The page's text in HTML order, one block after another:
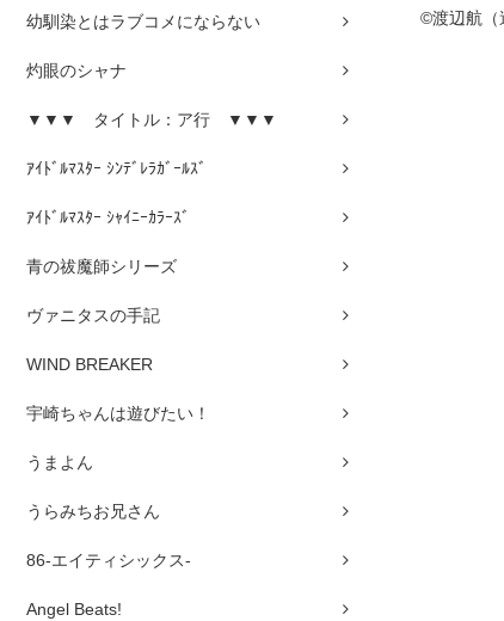
幼馴染とはラブコメにならない
灼眼のシャナ
▼▼▼ タイトル：ア行 ▼▼▼
ｱｲﾄﾞﾙﾏｽﾀｰ ｼﾝﾃﾞﾚﾗｶﾞｰﾙｽﾞ
ｱｲﾄﾞﾙﾏｽﾀｰ ｼｬｲﾆｰｶﾗｰｽﾞ
青の祓魔師シリーズ
ヴァニタスの手記
WIND BREAKER
宇崎ちゃんは遊びたい！
うまよん
うらみちお兄さん
86-エイティシックス-
Angel Beats!
©渡辺航（